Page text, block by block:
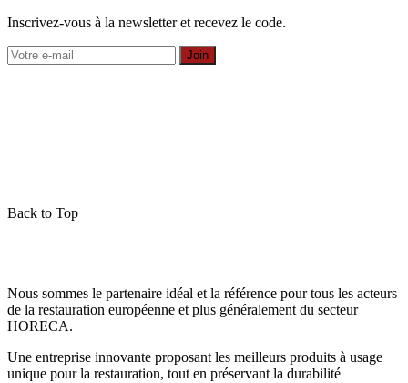
Inscrivez-vous à la newsletter et recevez le code.
Join
Back to Top
Nous sommes le partenaire idéal et la référence pour tous les acteurs
de la restauration européenne et plus généralement du secteur
HORECA.
Une entreprise innovante proposant les meilleurs produits à usage
unique pour la restauration, tout en préservant la durabilité